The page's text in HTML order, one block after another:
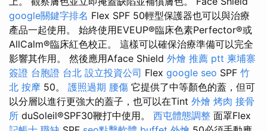
google關鍵字排名 Flex SPF 50輕型保護器也可以與治療
產品一起使用。 始終使用EVEUP®臨床色素Perfector®或
AllCalm®臨床紅色校正。 這樣可以確保治療準備可以完全
影響其作用。 然後應用Aface Shield 外燴 推薦 ptt 柬埔寨
簽證 台胞證 台北 設立投資公司 Flex google seo SPF 竹
北 按摩 50。 護照過期 腰傷 它提供了中等顏色的蓋，但可
以分層以進行更強大的蓋子，也可以在Tint 外燴 烤肉 接骨
所 duSoleil®SPF30鞭打中使用。 西屯體態調整 面罩Flex